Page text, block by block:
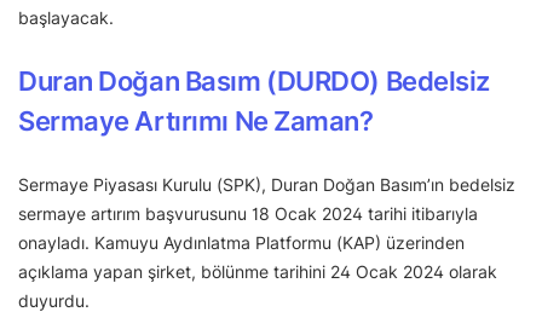
başlayacak.
Duran Doğan Basım (DURDO) Bedelsiz
Sermaye Artırımı Ne Zaman?
Sermaye Piyasası Kurulu (SPK), Duran Doğan Basım’ın bedelsiz
sermaye artırım başvurusunu 18 Ocak 2024 tarihi itibarıyla
onayladı. Kamuyu Aydınlatma Platformu (KAP) üzerinden
açıklama yapan şirket, bölünme tarihini 24 Ocak 2024 olarak
duyurdu.